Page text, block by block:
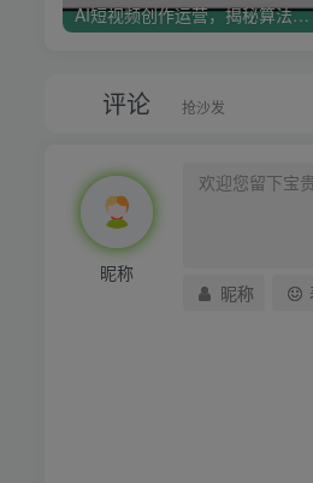
AI短视频创作运营，揭秘算法、文案创作与私域引流，助你掌握流量密码
评论 抢沙发
昵称
昵称